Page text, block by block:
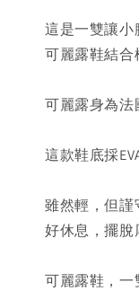
這是一雙讓小
可麗露鞋結合
可麗露身為法
這款鞋底採
雖然輕，但
好休息，擺脫
可麗露鞋，一